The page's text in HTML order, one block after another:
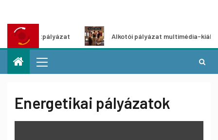
Alkotói pályázat multimédia-kiállításhoz
Energetikai pályázatok